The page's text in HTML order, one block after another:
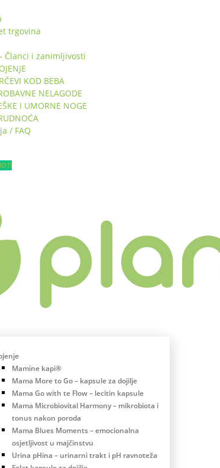
trgovina
Članci i zanimljivosti
KOD BEBA
NELAGODE
I UMORNE NOGE
/ FAQ
Mamine kapi®
Mama More to Go – kapsule za dojilje
Mama Go with te Flow – lecitin kapsule
Mama Microbiovital Harmony – mikrobiota i
tonus nakon poroda
Mama Blues Moments – emocionalna
osjetljivost u majčinstvu
Urina pHina – urinarni trakt i pH ravnoteža